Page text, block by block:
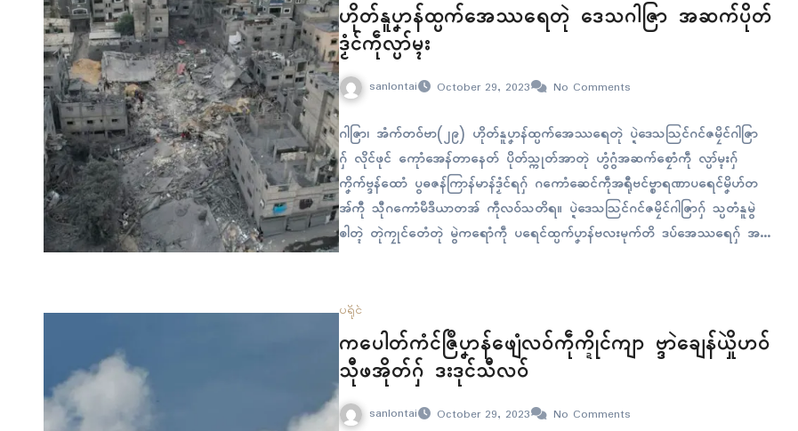
ဟိုတ်နူပၞာန်ထ္ပက်အေဿရေတုဲ ဒေသဂါဇြာ အဆက်ပိုတ်
ဒၟံၚ်ကဵုလ္ပာ်မ္ၚး
sanlontai October 29, 2023 No Comments
ဂါဇြာ၊ အံက်တဝ်ဗာ(၂၉) ဟိုတ်နူပၞာန်ထ္ပက်အေဿရေတုဲ ပ္ဍဲဒေသသြၚ်ဂၚ်ဇမၠိၚ်ဂါဇြာ
ဂှ် လိုၚ်ဖုၚ် ကေုာံအေန်တာနေတ် ပိုတ်သ္ကုတ်အာတုဲ ဟွံဂွံအဆက်စၠောံကဵု လ္ပာ်မ္ၚးဂှ်
ကၞိက်ဗ္ဒန်ထောံ ပွဓဇန်ကြာန်မာန်ဒၟံၚ်ရဂှ် ဂကောံဆေၚ်ကဵုအရီုဗၚ်ဗ္စာရဏာပရေၚ်မၞိဟ်တ
အ်ကီု သီုဂကောံမဳဒဳယာတအ် ကဵုလဝ်သတိရ။ ပ္ဍဲဒေသသြၚ်ဂၚ်ဇမၠိၚ်ဂါဇြာဂှ် သ္ပတံနူမွဲ
ၜါတ္ၚဲ တုဲကၠုၚ်တေံတုဲ မွဲကရောံကဵု ပရေၚ်ထ္ပက်ပၞာန်ဗလးမုက်တိ ဒပ်အေဿရေဂှ် အ
ခိၚ်ဂြာတ်ထောံဖျေံဗုမ်တုဲဂှ် ကောန်ပါလေတ်သတိုၚ် မၞုံပ္ဍဲဂါဇြာတအ် ဟွံဂွံအဆက်ကဵု
မွဲတၠဂှ် ဟိုတ်နူအေဿရေ…
ပရိုၚ်
ကပေါတ်ကံၚ်ဇြဳပၞာန်ဖျေံလဝ်ကဵုက္ဍိုၚ်ကျာ ဗ္ဒာဲချေန်ယှိုဲဟဝ်
သီုဖအိုတ်ဂှ် ဒးဒုၚ်သီလဝ်
sanlontai October 29, 2023 No Comments